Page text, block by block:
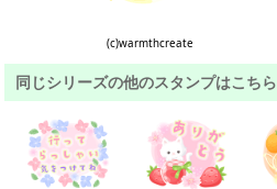
(c)warmthcreate
同じシリーズの他のスタンプはこちら